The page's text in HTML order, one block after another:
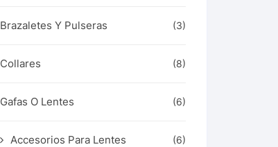
Brazaletes Y Pulseras (3)
Collares (8)
Gafas O Lentes (6)
Accesorios Para Lentes (6)